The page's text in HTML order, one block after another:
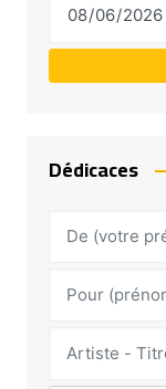
Dédicaces